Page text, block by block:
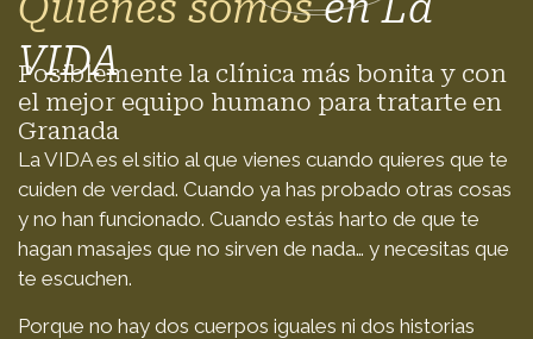
VIDA
Posiblemente la clínica más bonita y con
el mejor equipo humano para tratarte en
Granada
La VIDA es el sitio al que vienes cuando quieres que te
cuiden de verdad. Cuando ya has probado otras cosas
y no han funcionado. Cuando estás harto de que te
hagan masajes que no sirven de nada… y necesitas que
te escuchen.
Porque no hay dos cuerpos iguales ni dos historias